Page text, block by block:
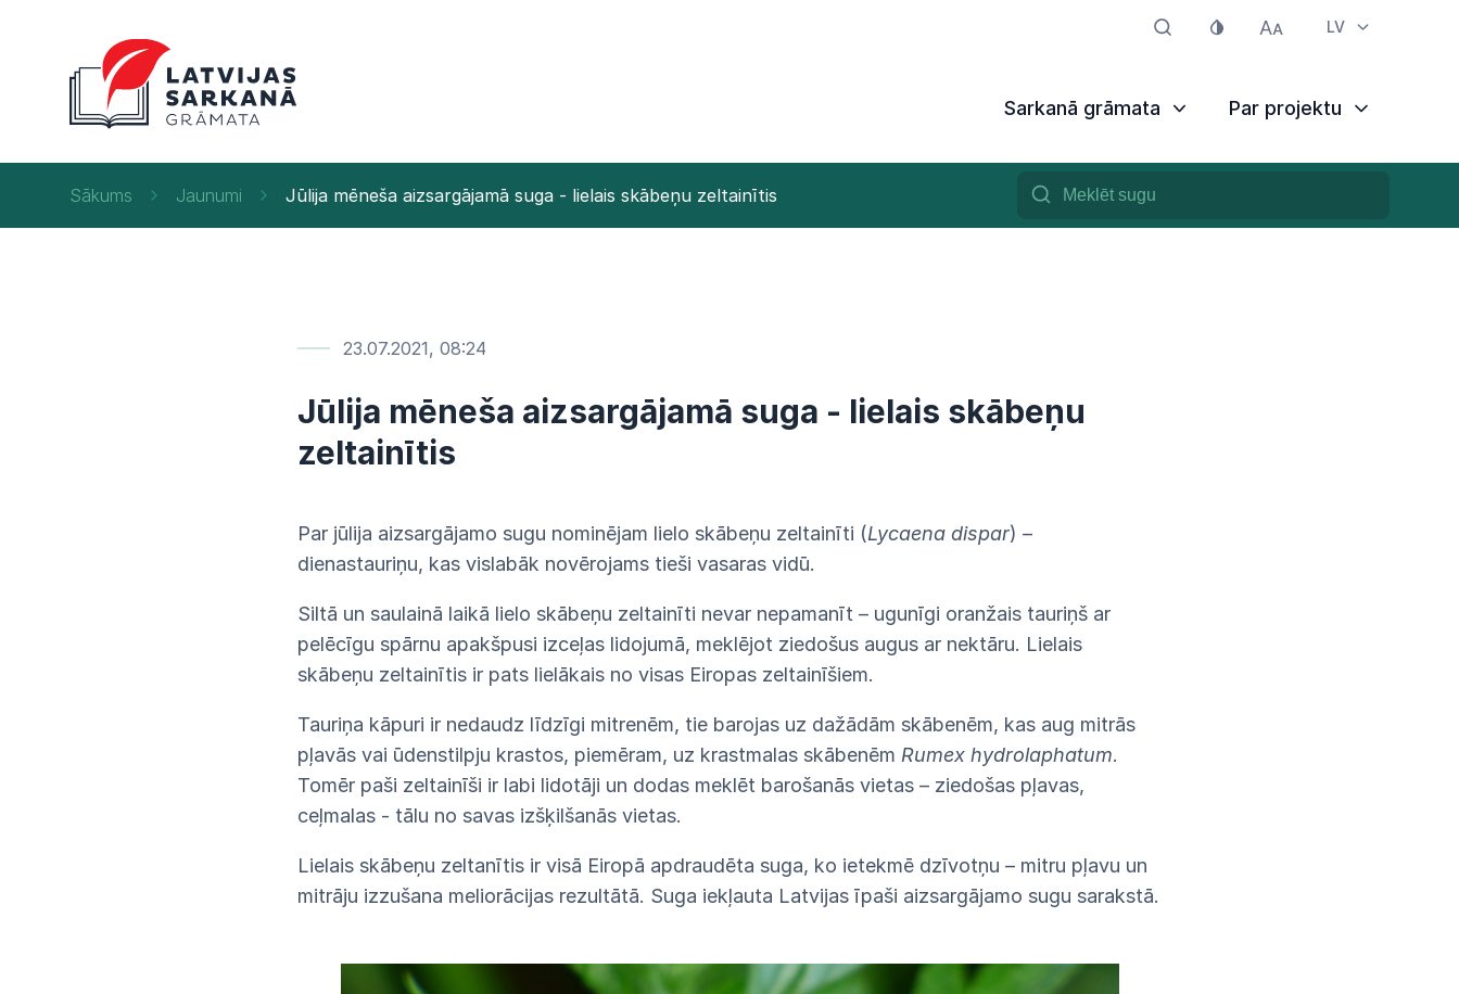
LV
Sarkanā grāmata Par projektu
Sākums Jaunumi Jūlija mēneša aizsargājamā suga - lielais skābeņu zeltainītis
23.07.2021, 08:24
Jūlija mēneša aizsargājamā suga - lielais skābeņu
zeltainītis
Par jūlija aizsargājamo sugu nominējam lielo skābeņu zeltainīti (Lycaena dispar) –
dienastauriņu, kas vislabāk novērojams tieši vasaras vidū.
Siltā un saulainā laikā lielo skābeņu zeltainīti nevar nepamanīt – ugunīgi oranžais tauriņš ar
pelēcīgu spārnu apakšpusi izceļas lidojumā, meklējot ziedošus augus ar nektāru. Lielais
skābeņu zeltainītis ir pats lielākais no visas Eiropas zeltainīšiem.
Tauriņa kāpuri ir nedaudz līdzīgi mitrenēm, tie barojas uz dažādām skābenēm, kas aug mitrās
pļavās vai ūdenstilpju krastos, piemēram, uz krastmalas skābenēm Rumex hydrolaphatum.
Tomēr paši zeltainīši ir labi lidotāji un dodas meklēt barošanās vietas – ziedošas pļavas,
ceļmalas - tālu no savas izšķilšanās vietas.
Lielais skābeņu zeltanītis ir visā Eiropā apdraudēta suga, ko ietekmē dzīvotņu – mitru pļavu un
mitrāju izzušana meliorācijas rezultātā. Suga iekļauta Latvijas īpaši aizsargājamo sugu sarakstā.